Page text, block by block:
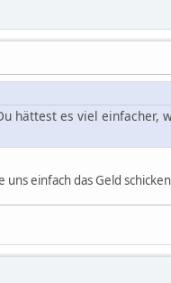
hättest es viel einfacher,
uns einfach das Geld